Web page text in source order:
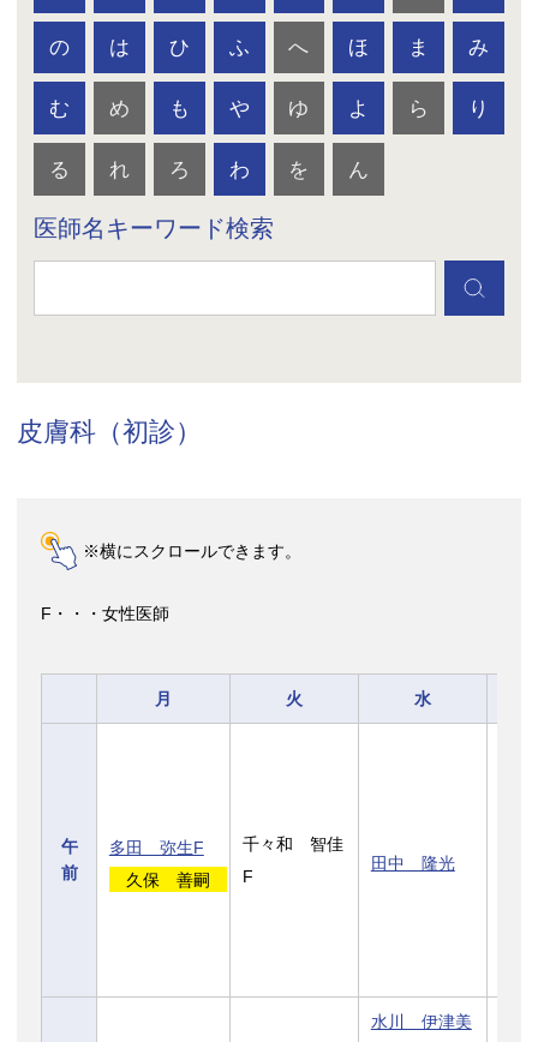
の は ひ ふ へ ほ ま み
む め も や ゆ よ ら り
る れ ろ わ を ん
医師名キーワード検索
皮膚科（初診）
※横にスクロールできます。
F・・・女性医師
月 火 水
午
前
多田 弥生F
久保 善嗣
千々和 智佳
F
田中 隆光
水川 伊津美